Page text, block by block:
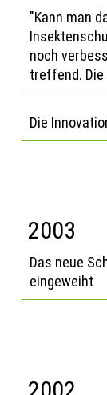
"Kann man
noch
treffend.
Die
2003
Das neue
eingeweiht